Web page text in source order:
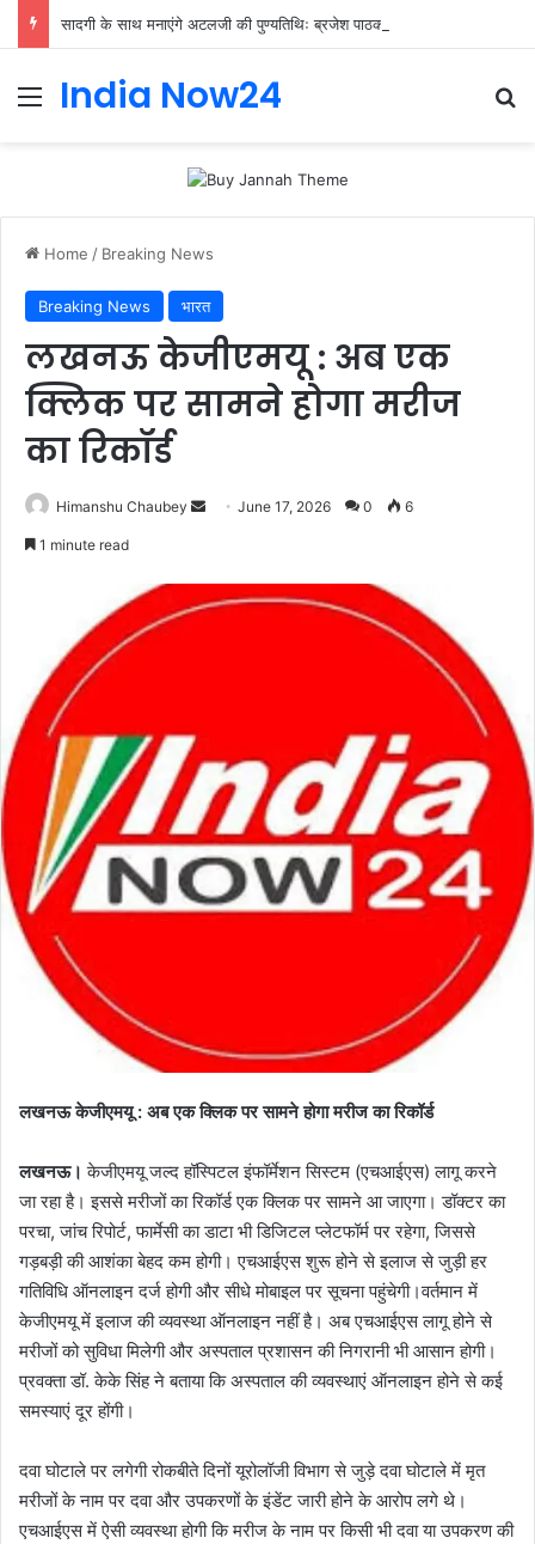
सादगी के साथ मनाएंगे अटलजी की पुण्यतिथिः ब्रजेश पाठक
India Now24
Home / Breaking News
Breaking News भारत
लखनऊ केजीएमयू : अब एक
क्लिक पर सामने होगा मरीज
का रिकॉर्ड
Himanshu Chaubey June 17, 2026 0 6
1 minute read
लखनऊ केजीएमयू : अब एक क्लिक पर सामने होगा मरीज का रिकॉर्ड
लखनऊ। केजीएमयू जल्द हॉस्पिटल इंफॉर्मेशन सिस्टम (एचआईएस) लागू करने
जा रहा है। इससे मरीजों का रिकॉर्ड एक क्लिक पर सामने आ जाएगा। डॉक्टर का
परचा, जांच रिपोर्ट, फार्मेसी का डाटा भी डिजिटल प्लेटफॉर्म पर रहेगा, जिससे
गड़बड़ी की आशंका बेहद कम होगी। एचआईएस शुरू होने से इलाज से जुड़ी हर
गतिविधि ऑनलाइन दर्ज होगी और सीधे मोबाइल पर सूचना पहुंचेगी।वर्तमान में
केजीएमयू में इलाज की व्यवस्था ऑनलाइन नहीं है। अब एचआईएस लागू होने से
मरीजों को सुविधा मिलेगी और अस्पताल प्रशासन की निगरानी भी आसान होगी।
प्रवक्ता डॉ. केके सिंह ने बताया कि अस्पताल की व्यवस्थाएं ऑनलाइन होने से कई
समस्याएं दूर होंगी।
दवा घोटाले पर लगेगी रोकबीते दिनों यूरोलॉजी विभाग से जुड़े दवा घोटाले में मृत
मरीजों के नाम पर दवा और उपकरणों के इंडेंट जारी होने के आरोप लगे थे।
एचआईएस में ऐसी व्यवस्था होगी कि मरीज के नाम पर किसी भी दवा या उपकरण की